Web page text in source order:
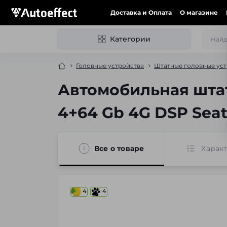
Доставка и Оплата О магазине
Категории
Головные устройства Штатные головные
Автомобильная
4+64 Gb 4G DSP
Все о товаре
4 4